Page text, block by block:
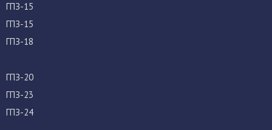
ГПЗ-15
ГПЗ-15
ГПЗ-18
ГПЗ-20
ГПЗ-23
ГПЗ-24